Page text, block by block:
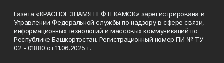
Газета «КРАСНОЕ ЗНАМЯ НЕФТЕКАМСК» зарегистрирована в
Управлении Федеральной службы по надзору в сфере связи,
информационных технологий и массовых коммуникаций по
Республике Башкортостан. Регистрационный номер ПИ № ТУ
02 - 01880 от 11.06.2025 г.